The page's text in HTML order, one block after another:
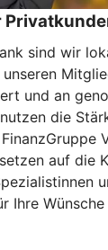
sind wir
und an
die
auf die
Ihre